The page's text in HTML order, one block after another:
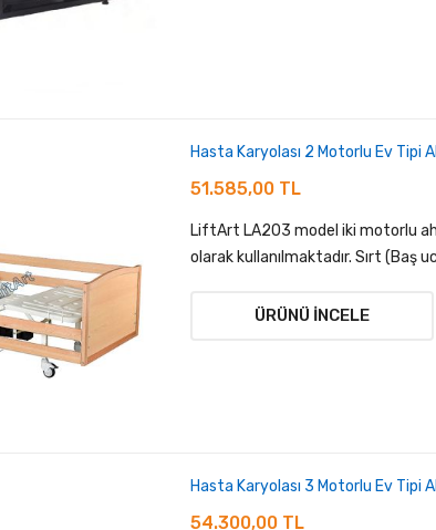
Hasta Karyolası 2 Motorlu Ev Tipi
51.585,00 TL
LiftArt LA203 model iki motorlu
olarak kullanılmaktadır. Sırt (Baş
ÜRÜNÜ İNCELE
Hasta Karyolası 3 Motorlu Ev Tipi
54.300,00 TL